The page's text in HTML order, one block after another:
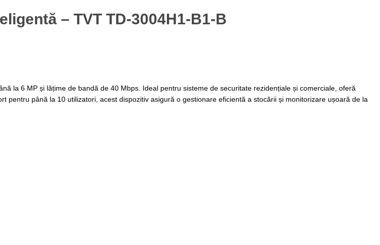
– TVT TD-3004H1-B1-B
la 6 MP și lățime de bandă de 40 Mbps. Ideal pentru sisteme de securitate rezidențiale și comerciale, oferă
pentru până la 10 utilizatori, acest dispozitiv asigură o gestionare eficientă a stocării și monitorizare ușoară de la